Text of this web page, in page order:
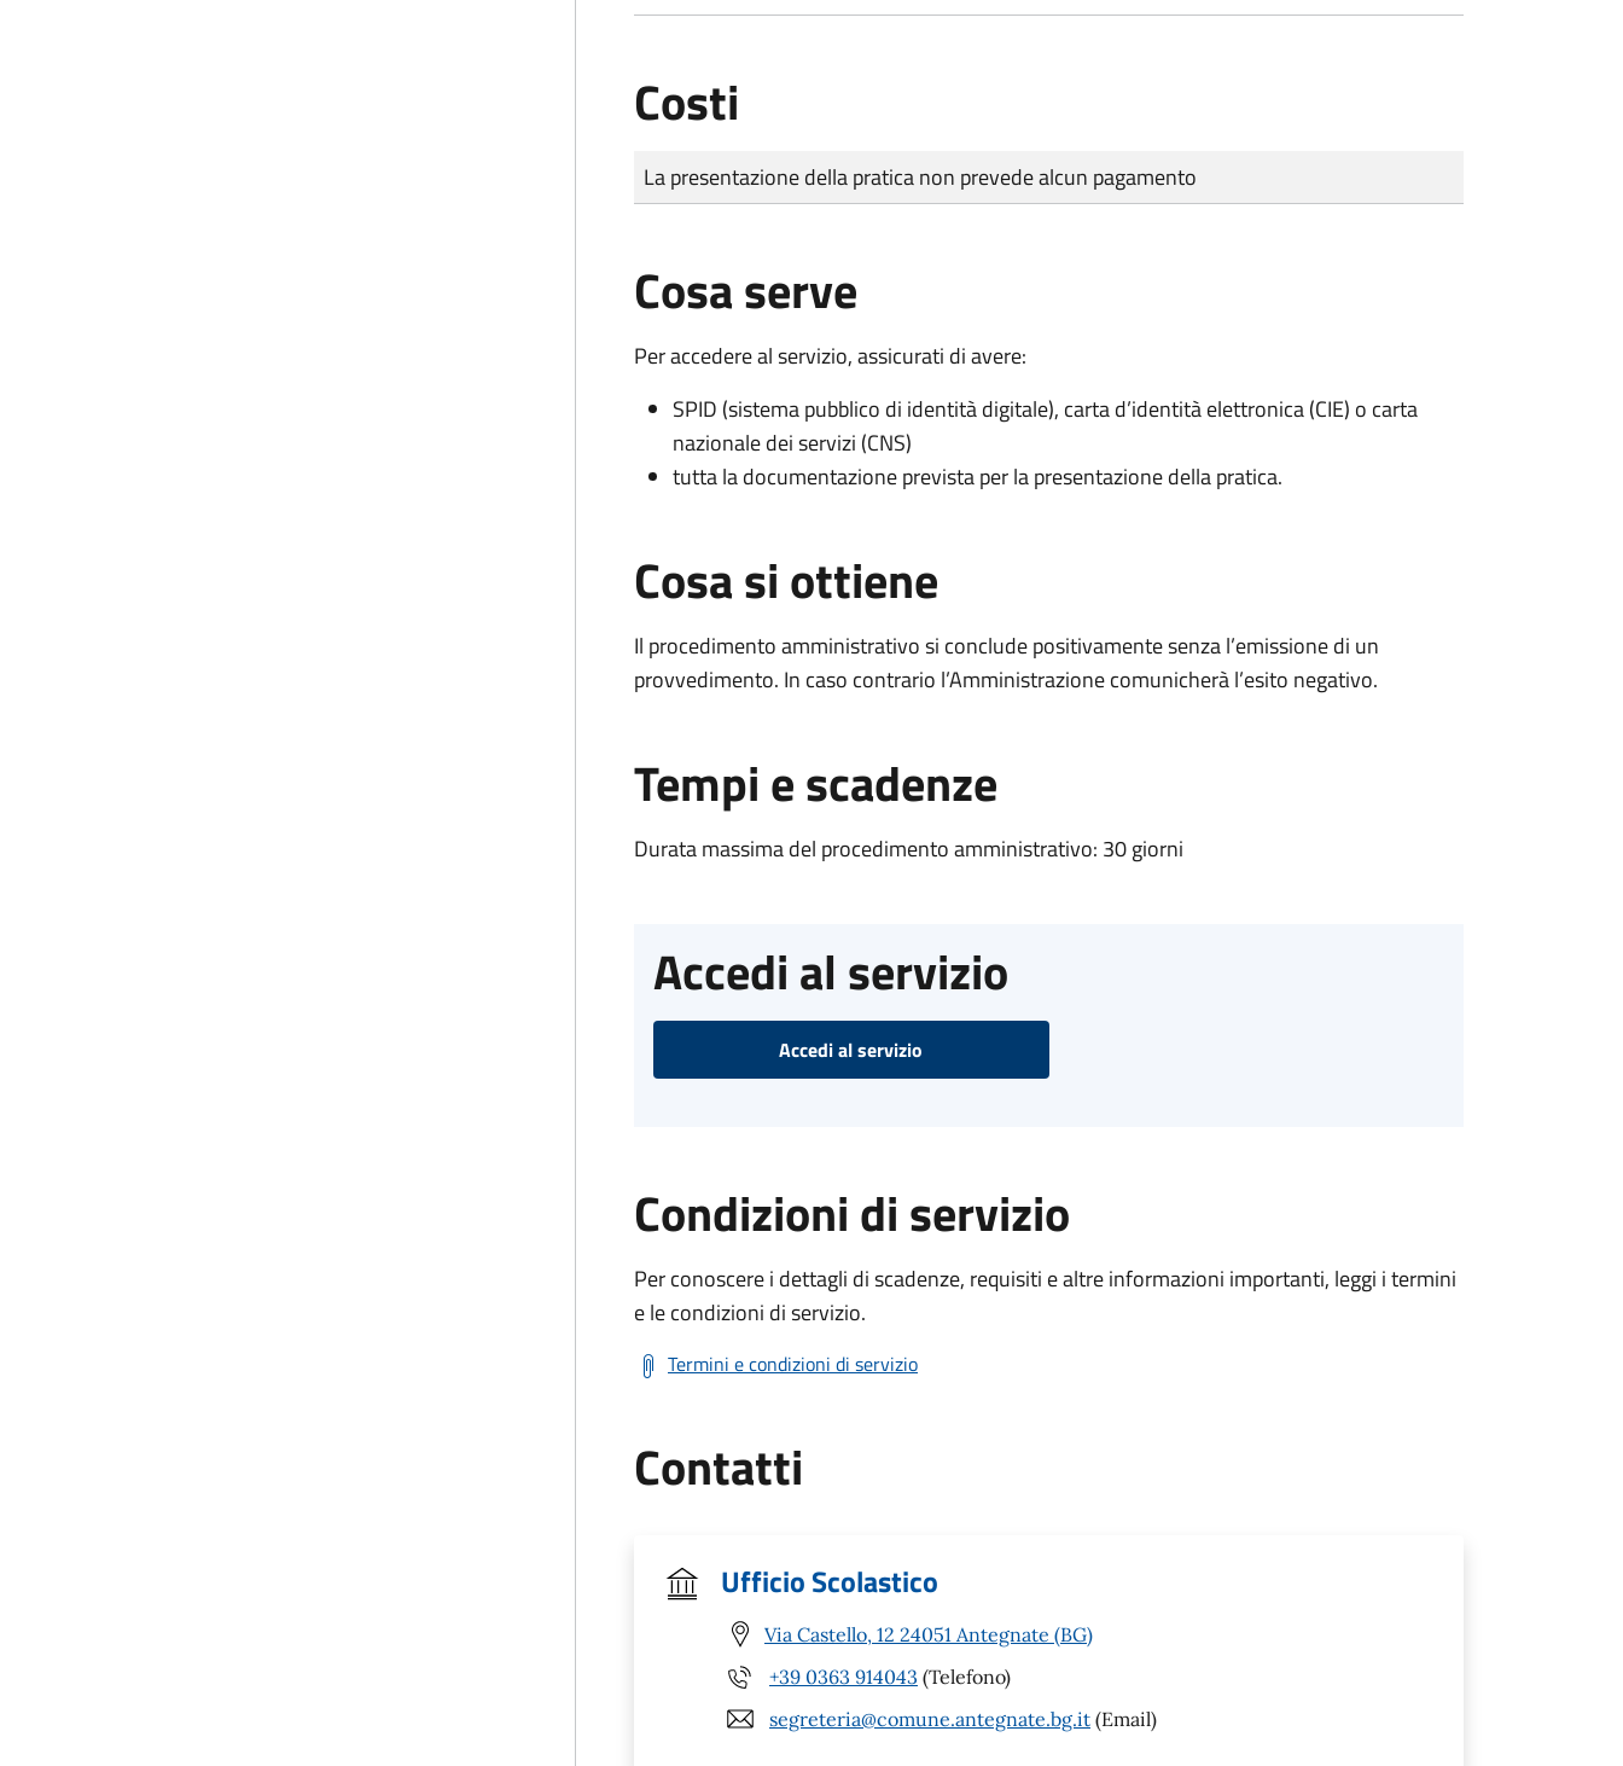
Costi
Tipo di pagamento
Importo
La presentazione della pratica non prevede alcun pagamento
Cosa serve
Per accedere al servizio, assicurati di avere:
SPID (sistema pubblico di identità digitale), carta d’identità elettronica (CIE) o carta
nazionale dei servizi (CNS)
tutta la documentazione prevista per la presentazione della pratica.
Cosa si ottiene
Il procedimento amministrativo si conclude positivamente senza l’emissione di un
provvedimento. In caso contrario l’Amministrazione comunicherà l’esito negativo.
Tempi e scadenze
Durata massima del procedimento amministrativo: 30 giorni
Accedi al servizio
Accedi al servizio
Condizioni di servizio
Per conoscere i dettagli di scadenze, requisiti e altre informazioni importanti, leggi i termini
e le condizioni di servizio.
Termini e condizioni di servizio
Contatti
Ufficio Scolastico
Via Castello, 12 24051 Antegnate (BG)
+39 0363 914043 (Telefono)
segreteria@comune.antegnate.bg.it (Email)